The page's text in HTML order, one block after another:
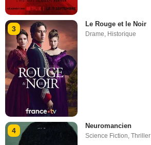
3
Le Rouge et le Noir
Drame, Historique
4
Neuromancien
Science Fiction,Thriller